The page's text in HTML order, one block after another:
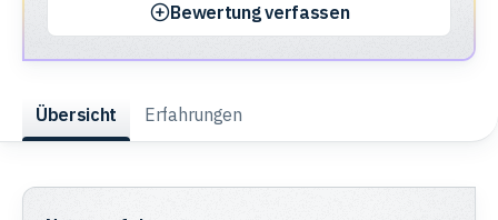
Banking
Trading
Übersicht Erfahrungen
Bewertung verfassen
Nutzererfahrungen